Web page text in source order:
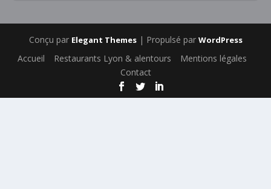
Conçu par Elegant Themes| Propulsé par WordPress
Accueil Restaurants Lyon & alentours
Mentions légales
Contact